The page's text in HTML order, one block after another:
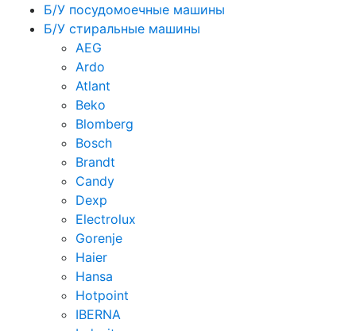
Б/У посудомоечные машины
Б/У стиральные машины
AEG
Ardo
Atlant
Beko
Blomberg
Bosch
Brandt
Candy
Dexp
Electrolux
Gorenje
Haier
Hansa
Hotpoint
IBERNA